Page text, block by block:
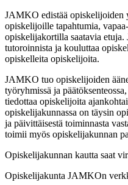
JAMKO edistää opiskelijoiden
opiskelijoille tapahtumia,
opiskelijakortilla saatavia
tutoroinnista ja kouluttaa
opiskelleita opiskelijoita.
JAMKO tuo opiskelijoiden
työryhmissä ja
tiedottaa opiskelijoita
opiskelijakunnassa on täysin
ja päivittäisestä toiminnasta
toimii myös opiskelijakunnan
Opiskelijakunnan kautta saat
Opiskelijakunta JAMKOn